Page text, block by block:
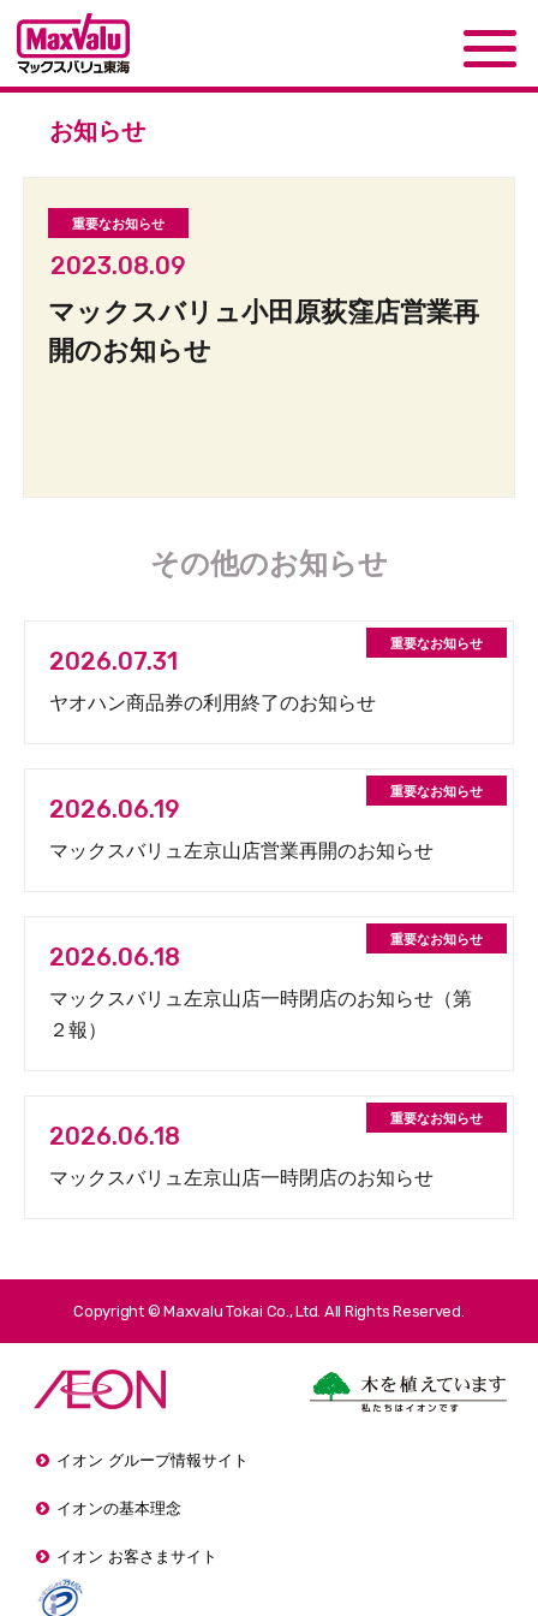
お知らせ
2023.08.09
マックスバリュ小田原荻窪店営業再
開のお知らせ
その他のお知らせ
2026.07.31
ヤオハン商品券の利用終了のお知らせ
2026.06.19
マックスバリュ左京山店営業再開のお知らせ
2026.06.18
マックスバリュ左京山店一時閉店のお知らせ（第
２報）
2026.06.18
マックスバリュ左京山店一時閉店のお知らせ
Copyright © Maxvalu Tokai Co., Ltd. All Rights Reserved.
イオン グループ情報サイト
イオンの基本理念
イオン お客さまサイト